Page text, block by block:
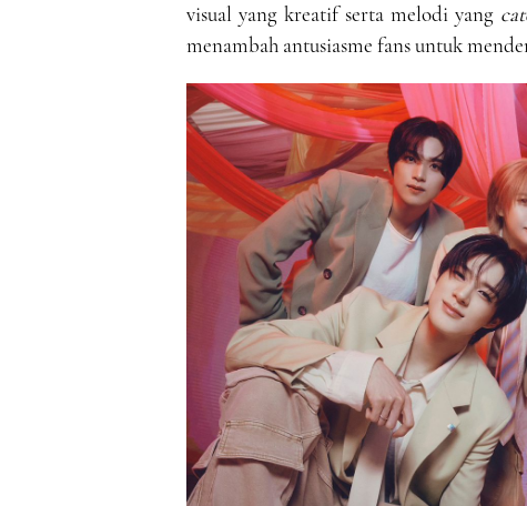
visual yang kreatif serta melodi yang
menambah antusiasme fans untuk